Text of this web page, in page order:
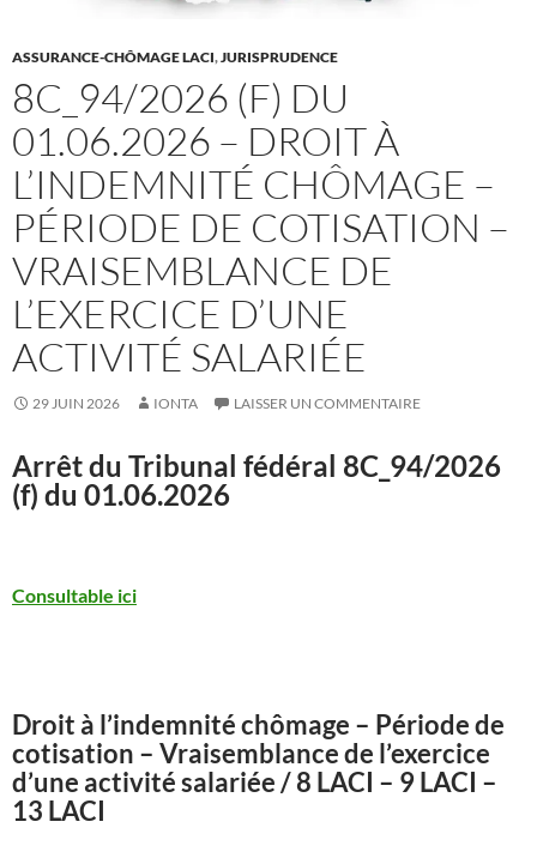
ASSURANCE-CHÔMAGE LACI,JURISPRUDENCE
8C_94/2026 (F) DU
01.06.2026 – DROIT À
L’INDEMNITÉ CHÔMAGE –
PÉRIODE DE COTISATION –
VRAISEMBLANCE DE
L’EXERCICE D’UNE
ACTIVITÉ SALARIÉE
29 JUIN 2026 IONTA LAISSER UN COMMENTAIRE
Arrêt du Tribunal fédéral 8C_94/2026
(f) du 01.06.2026
Consultable ici
Droit à l’indemnité chômage – Période de
cotisation – Vraisemblance de l’exercice
d’une activité salariée / 8 LACI – 9 LACI –
13 LACI